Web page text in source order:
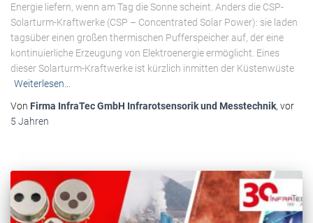
Energie liefern, wenn am Tag die Sonne scheint. Anders die CSP-
Solarturm-Kraftwerke (CSP – Concentrated Solar Power): sie laden
tagsüber einen großen thermischen Pufferspeicher auf, der eine
kontinuierliche Erzeugung von Elektroenergie ermöglicht. Eines
dieser Solarturm-Kraftwerke ist kürzlich inmitten der Küstenwüste
Weiterlesen…
Von Firma InfraTec GmbH Infrarotsensorik und Messtechnik, vor
5 Jahren